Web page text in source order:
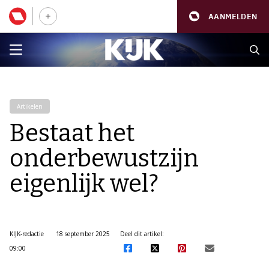
AANMELDEN
Artikelen
Bestaat het
onderbewustzijn
eigenlijk wel?
KIJK-redactie
18 september 2025
09:00
Deel dit artikel: